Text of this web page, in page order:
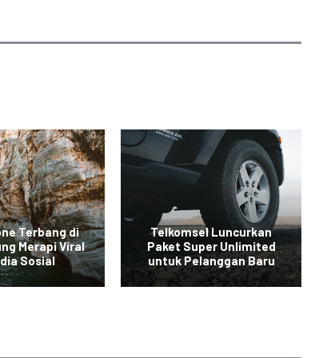
Terbang di
Merapi Viral
Sosial
Telkomsel Luncurkan
Paket Super Unlimited
untuk Pelanggan Baru